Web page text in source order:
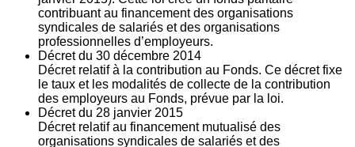
contribuant au financement des organisations
syndicales de salariés et des organisations
professionnelles d’employeurs.
Décret du 30 décembre 2014
Décret relatif à la contribution au Fonds. Ce décret fixe
le taux et les modalités de collecte de la contribution
des employeurs au Fonds, prévue par la loi.
Décret du 28 janvier 2015
Décret relatif au financement mutualisé des
organisations syndicales de salariés et des